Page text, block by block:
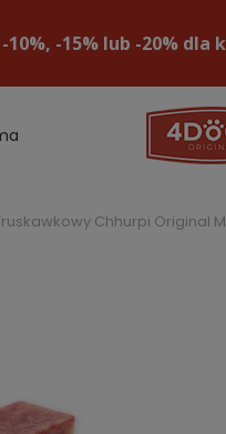
Chhurpi Original M